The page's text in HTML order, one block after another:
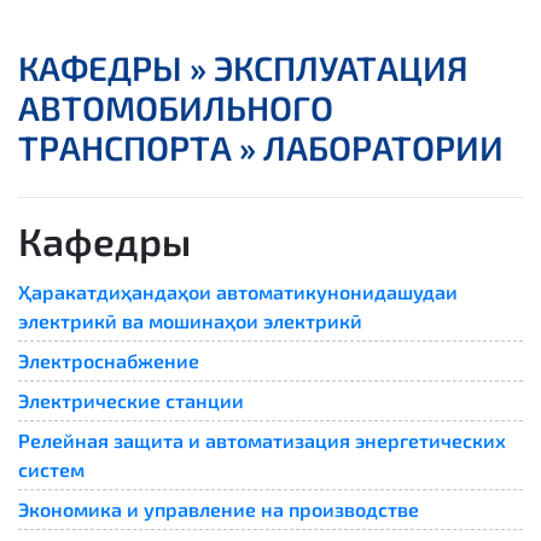
КАФЕДРЫ » ЭКСПЛУАТАЦИЯ
АВТОМОБИЛЬНОГО
ТРАНСПОРТА » ЛАБОРАТОРИИ
Кафедры
Ҳаракатдиҳандаҳои автоматикунонидашудаи
электрикӣ ва мошинаҳои электрикӣ
Электроснабжение
Электрические станции
Релейная защита и автоматизация энергетических
систем
Экономика и управление на производстве